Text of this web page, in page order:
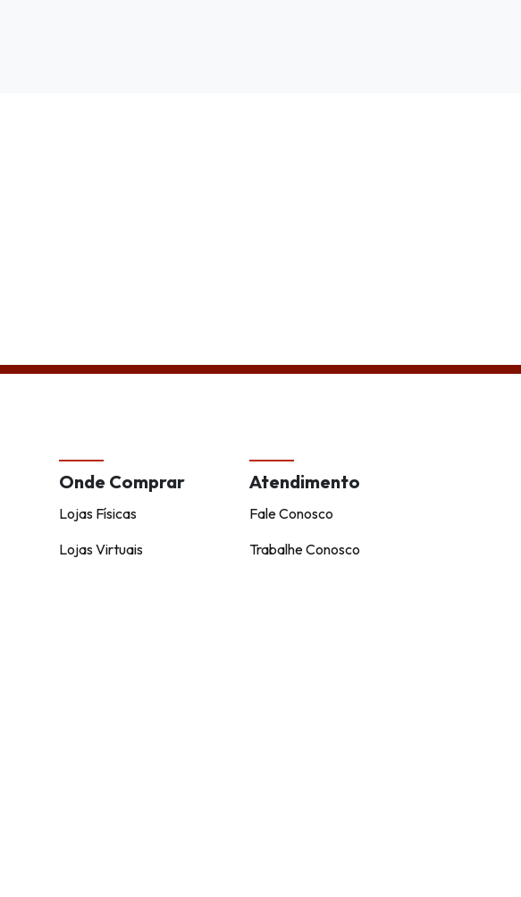
Onde Comprar
Lojas Físicas
Lojas Virtuais
Atendimento
Fale Conosco
Trabalhe Conosco